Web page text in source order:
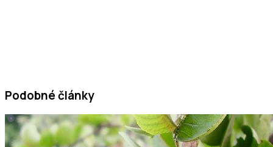
Podobné články